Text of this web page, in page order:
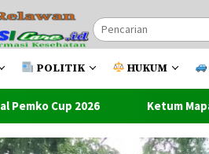
POLITIK HUKUM
Ketum Mapan Indonessia Apresiasi